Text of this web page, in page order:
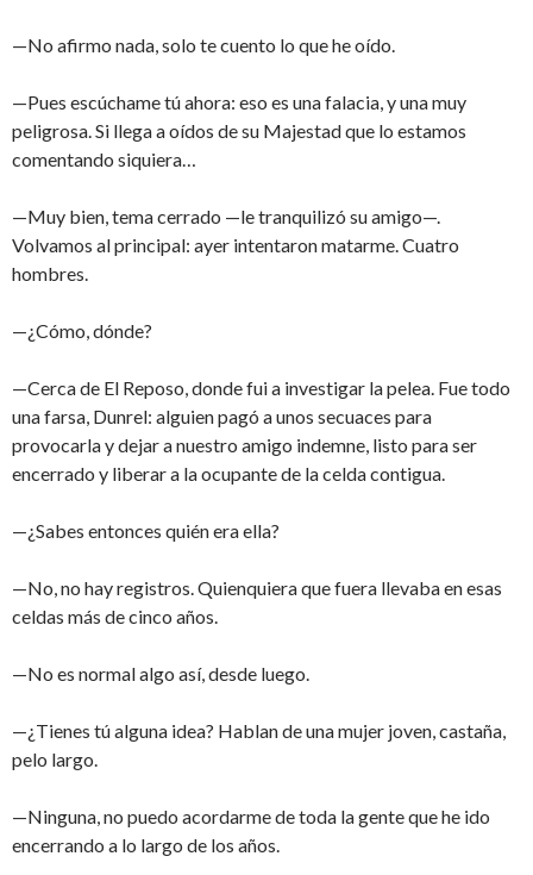
—No afirmo nada, solo te cuento lo que he oído.
—Pues escúchame tú ahora: eso es una falacia, y una muy
peligrosa. Si llega a oídos de su Majestad que lo estamos
comentando siquiera…
—Muy bien, tema cerrado —le tranquilizó su amigo—.
Volvamos al principal: ayer intentaron matarme. Cuatro
hombres.
—¿Cómo, dónde?
—Cerca de El Reposo, donde fui a investigar la pelea. Fue todo
una farsa, Dunrel: alguien pagó a unos secuaces para
provocarla y dejar a nuestro amigo indemne, listo para ser
encerrado y liberar a la ocupante de la celda contigua.
—¿Sabes entonces quién era ella?
—No, no hay registros. Quienquiera que fuera llevaba en esas
celdas más de cinco años.
—No es normal algo así, desde luego.
—¿Tienes tú alguna idea? Hablan de una mujer joven, castaña,
pelo largo.
—Ninguna, no puedo acordarme de toda la gente que he ido
encerrando a lo largo de los años.